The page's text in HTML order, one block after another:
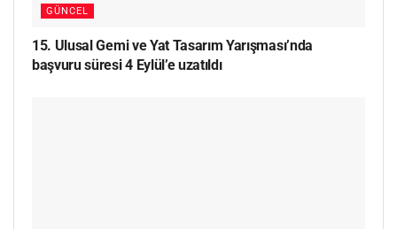
GÜNCEL
15. Ulusal Gemi ve Yat Tasarım Yarışması’nda
başvuru süresi 4 Eylül’e uzatıldı